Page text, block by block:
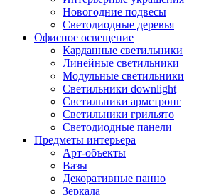
Новогодние подвесы
Светодиодные деревья
Офисное освещение
Карданные светильники
Линейные светильники
Модульные светильники
Светильники downlight
Светильники армстронг
Светильники грильято
Светодиодные панели
Предметы интерьера
Арт-объекты
Вазы
Декоративные панно
Зеркала